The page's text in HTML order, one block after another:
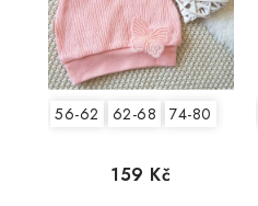
56-62 62-68 74-80
159 Kč